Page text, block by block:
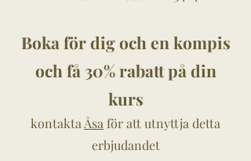
Boka för dig och en kompis
och få 30% rabatt på din
kurs
kontakta Åsa för att utnyttja detta
erbjudandet​